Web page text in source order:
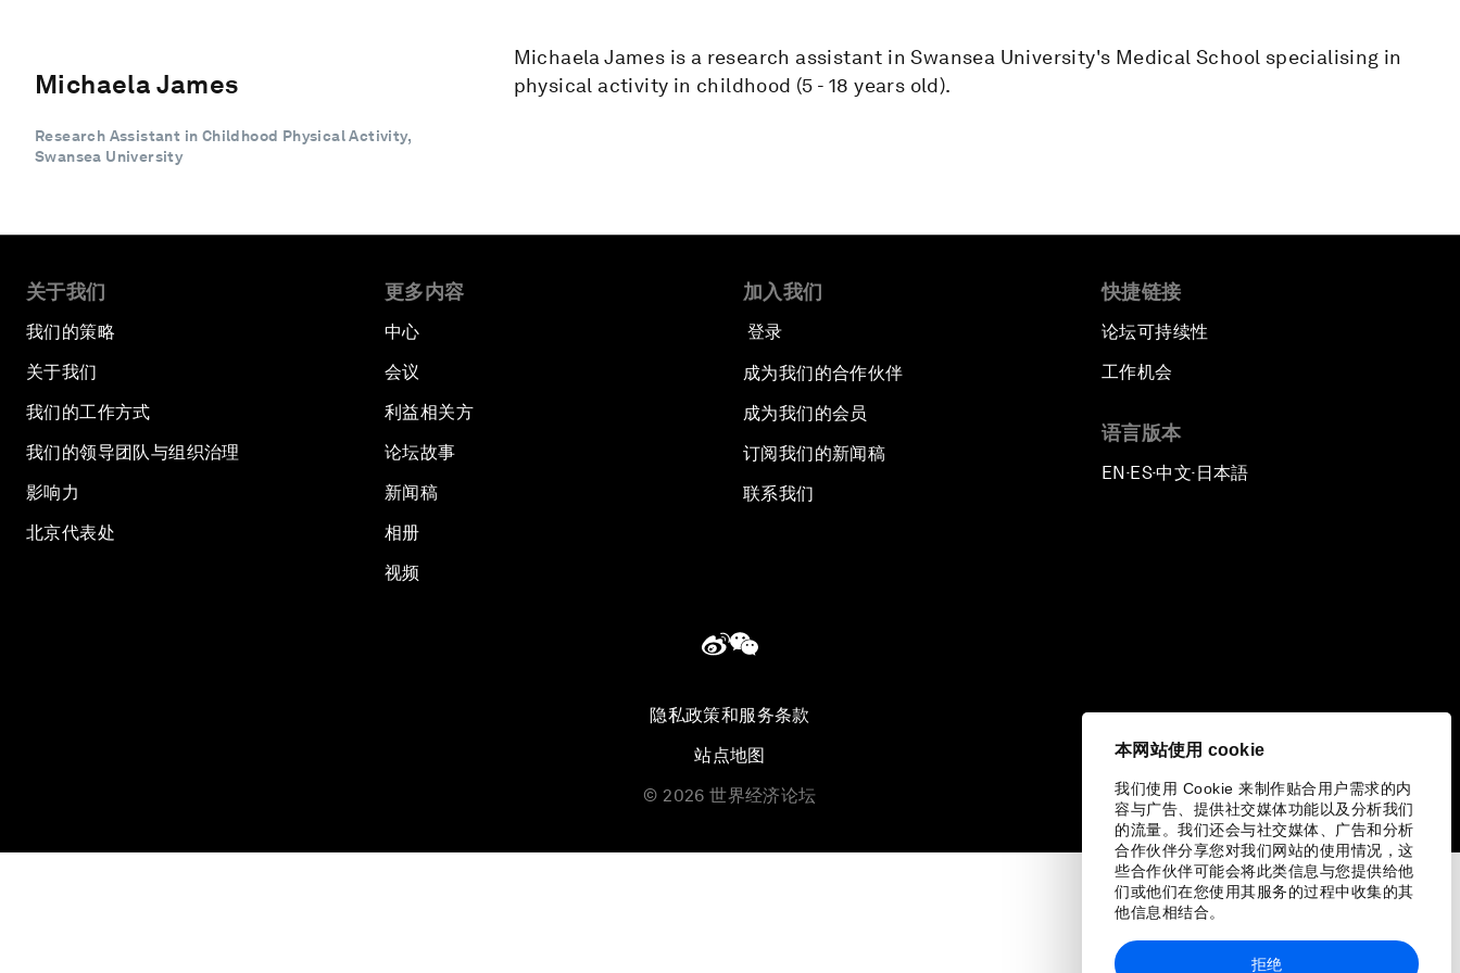
本网站使用 cookie
我们使用 Cookie 来制作贴合用户需求的内
容与广告、提供社交媒体功能以及分析我们
的流量。我们还会与社交媒体、广告和分析
合作伙伴分享您对我们网站的使用情况，这
些合作伙伴可能会将此类信息与您提供给他
们或他们在您使用其服务的过程中收集的其
他信息相结合。
拒绝
Michaela James
Research Assistant in Childhood Physical Activity,
Swansea University
Michaela James is a research assistant in Swansea University's Medical School specialising in
physical activity in childhood (5 - 18 years old).
关于我们
我们的策略
关于我们
我们的工作方式
我们的领导团队与组织治理
影响力
北京代表处
更多内容
中心
会议
利益相关方
论坛故事
新闻稿
相册
视频
加入我们
登录
成为我们的合作伙伴
成为我们的会员
订阅我们的新闻稿
联系我们
快捷链接
论坛可持续性
工作机会
语言版本
EN ▪ES▪中文▪ 日本語
隐私政策和服务条款
站点地图
© 2026 世界经济论坛